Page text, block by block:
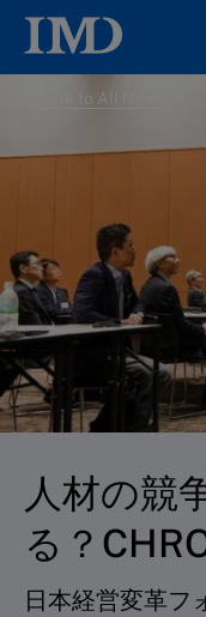
back to All News
人材の競
る？
日本経営変革フ